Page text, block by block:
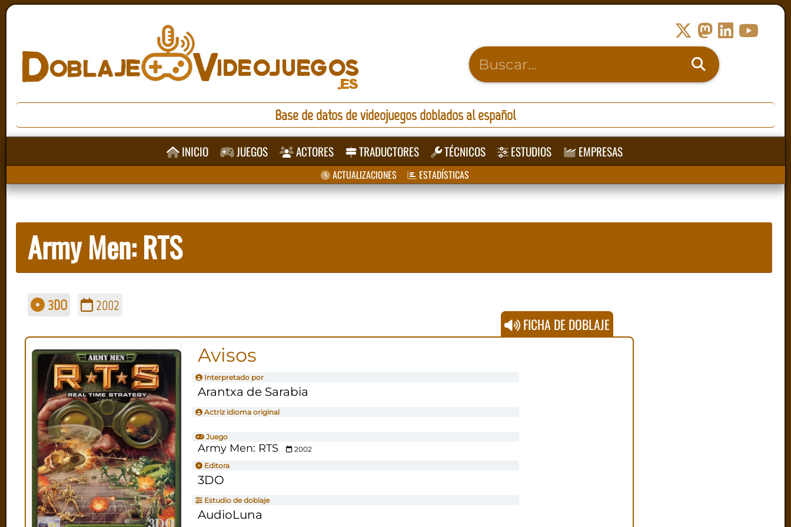
Base de datos de videojuegos doblados al español
INICIO JUEGOS ACTORES TRADUCTORES TÉCNICOS ESTUDIOS EMPRESAS
ACTUALIZACIONES ESTADÍSTICAS
Army Men: RTS
3DO 2002
FICHA DE DOBLAJE
Avisos
Interpretado por
Arantxa de Sarabia
Actriz idioma original
Juego
Army Men: RTS
2002
Editora
3DO
Estudio de doblaje
AudioLuna